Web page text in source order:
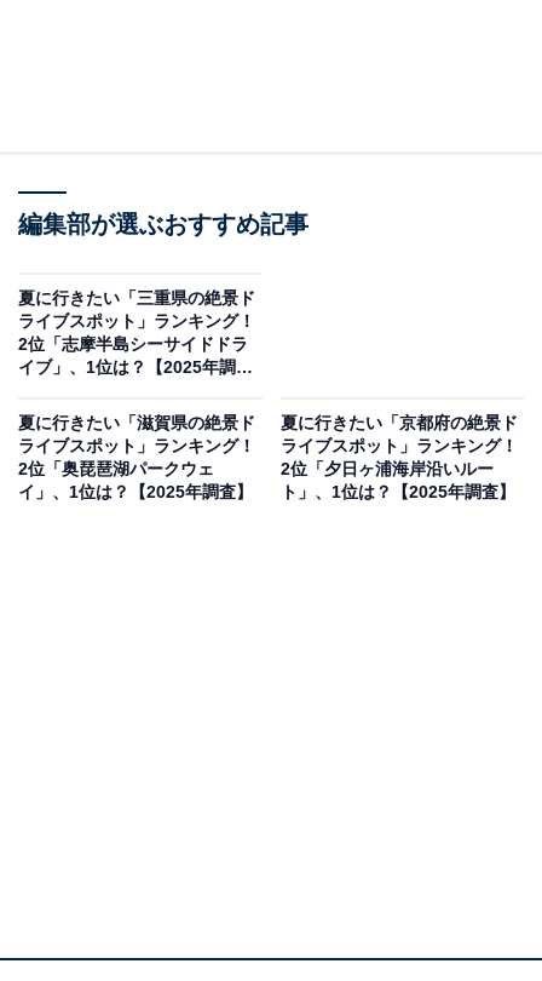
で、暑い夏を忘れられる」（50代男性／大阪府）、「女
子4人で交代しながら山道を運転し、到着した先の吊り
く楽しくて、今でもよく話題に出るほど印象に残ってい
ます」（30代女性／兵庫県）といった声が集まりまし
た。
と、深い山々に囲まれたドライブ体験は、まさに自然の
編集部が選ぶおすすめ記事
夏に行きたい「三重県の絶景ド
ライブスポット」ランキング！
2位「志摩半島シーサイドドラ
イブ」、1位は？【2025年調
夏に行きたい「滋賀県の絶景ド
ライブスポット」ランキング！
2位「奥琵琶湖パークウェ
イ」、1位は？【2025年調査】
夏に行きたい「京都府の絶景ド
ライブスポット」ランキング！
2位「夕日ヶ浦海岸沿いルー
ト」、1位は？【2025年調査】